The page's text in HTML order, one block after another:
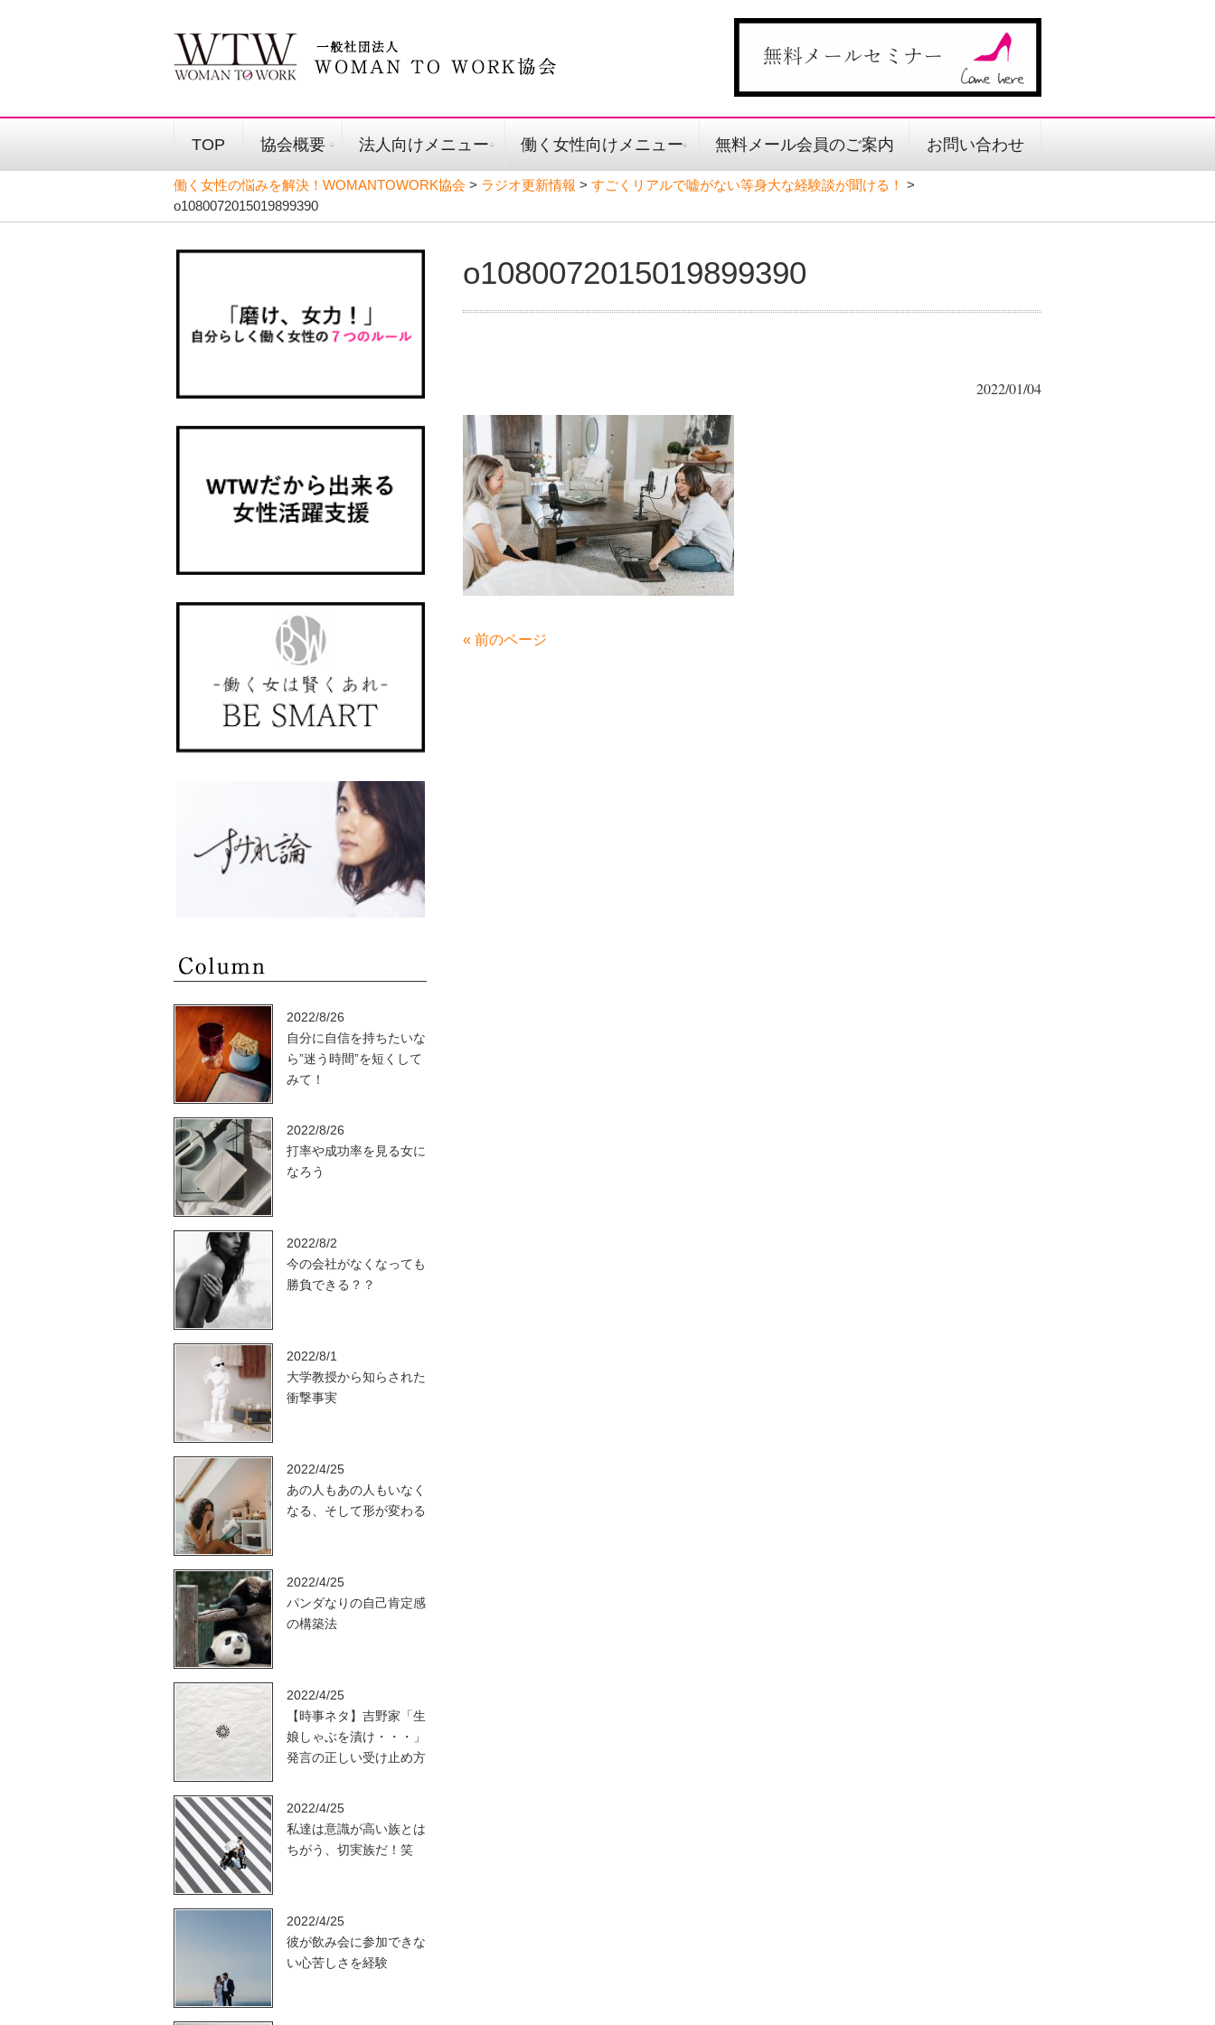
TOP 協会概要 法人向けメニュー 働く女性向けメニュー 無料メール会員のご案内 お問い合わせ
働く女性の悩みを解決！WOMANTOWORK協会 > ラジオ更新情報 > すごくリアルで嘘がない等身大な経験談が聞ける！
>
o1080072015019899390
o1080072015019899390
2022/01/04
« 前のページ
2022/8/26
自分に自信を持ちたいな
ら”迷う時間”を短くして
みて！
2022/8/26
打率や成功率を見る女に
なろう
2022/8/2
今の会社がなくなっても
勝負できる？？
2022/8/1
大学教授から知らされた
衝撃事実
2022/4/25
あの人もあの人もいなく
なる、そして形が変わる
2022/4/25
パンダなりの自己肯定感
の構築法
2022/4/25
【時事ネタ】吉野家「生
娘しゃぶを漬け・・・」
発言の正しい受け止め方
2022/4/25
私達は意識が高い族とは
ちがう、切実族だ！笑
2022/4/25
彼が飲み会に参加できな
い心苦しさを経験